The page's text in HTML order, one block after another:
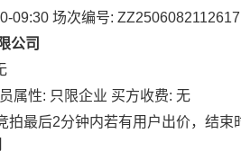
09:30 场次编号: ZZ2506082112617
公司
属性: 只限企业 买方收费: 无
拍最后2分钟内若有用户出价，结